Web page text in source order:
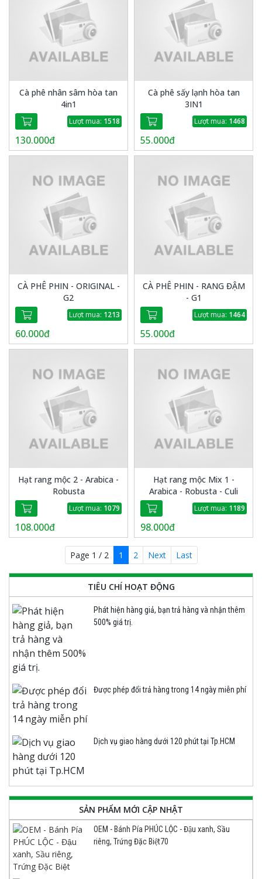
Cà phê nhân sâm hòa tan
4in1
Lượt mua: 1518
130.000đ
Cà phê sấy lạnh hòa tan
3IN1
Lượt mua: 1468
55.000đ
CÀ PHÊ PHIN - ORIGINAL -
G2
Lượt mua: 1213
60.000đ
CÀ PHÊ PHIN - RANG ĐẬM
- G1
Lượt mua: 1464
55.000đ
Hạt rang mộc 2 - Arabica -
Robusta
Lượt mua: 1079
108.000đ
Hạt rang mộc Mix 1 -
Arabica - Robusta - Culi
Lượt mua: 1189
98.000đ
Page 1 / 2 1 2 Next Last
TIÊU CHÍ HOẠT ĐỘNG
Phát hiện hàng giả, bạn trả hàng và nhận thêm
500% giá trị.
Được phép đổi trả hàng trong 14 ngày miễn phí
Dịch vụ giao hàng dưới 120 phút tại Tp.HCM
SẢN PHẨM MỚI CẬP NHẬT
OEM - Bánh Pía PHÚC LỘC - Đậu xanh, Sầu
riêng, Trứng Đặc Biệt70